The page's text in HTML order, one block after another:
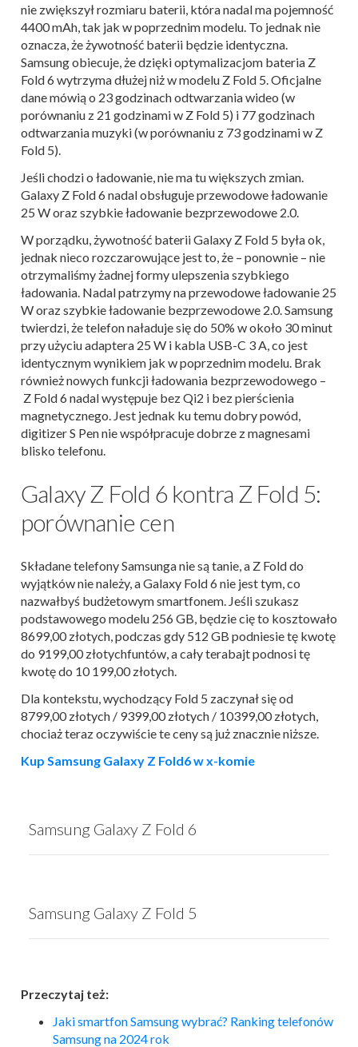
nie zwiększył rozmiaru baterii, która nadal ma pojemność
4400 mAh, tak jak w poprzednim modelu. To jednak nie
oznacza, że żywotność baterii będzie identyczna.
Samsung obiecuje, że dzięki optymalizacjom bateria Z
Fold 6 wytrzyma dłużej niż w modelu Z Fold 5. Oficjalne
dane mówią o 23 godzinach odtwarzania wideo (w
porównaniu z 21 godzinami w Z Fold 5) i 77 godzinach
odtwarzania muzyki (w porównaniu z 73 godzinami w Z
Fold 5).
Jeśli chodzi o ładowanie, nie ma tu większych zmian.
Galaxy Z Fold 6 nadal obsługuje przewodowe ładowanie
25 W oraz szybkie ładowanie bezprzewodowe 2.0.
W porządku, żywotność baterii Galaxy Z Fold 5 była ok,
jednak nieco rozczarowujące jest to, że – ponownie – nie
otrzymaliśmy żadnej formy ulepszenia szybkiego
ładowania. Nadal patrzymy na przewodowe ładowanie 25
W oraz szybkie ładowanie bezprzewodowe 2.0. Samsung
twierdzi, że telefon naładuje się do 50% w około 30 minut
przy użyciu adaptera 25 W i kabla USB-C 3 A, co jest
identycznym wynikiem jak w poprzednim modelu. Brak
również nowych funkcji ładowania bezprzewodowego –
Z Fold 6 nadal występuje bez Qi2 i bez pierścienia
magnetycznego. Jest jednak ku temu dobry powód,
digitizer S Pen nie współpracuje dobrze z magnesami
blisko telefonu.
Galaxy Z Fold 6 kontra Z Fold 5:
porównanie cen
Składane telefony Samsunga nie są tanie, a Z Fold do
wyjątków nie należy, a Galaxy Fold 6 nie jest tym, co
nazwałbyś budżetowym smartfonem. Jeśli szukasz
podstawowego modelu 256 GB, będzie cię to kosztowało
8699,00 złotych, podczas gdy 512 GB podniesie tę kwotę
do 9199,00 złotychfuntów, a cały terabajt podnosi tę
kwotę do 10 199,00 złotych.
Dla kontekstu, wychodzący Fold 5 zaczynał się od
8799,00 złotych / 9399,00 złotych / 10399,00 złotych,
chociaż teraz oczywiście te ceny są już znacznie niższe.
Kup Samsung Galaxy Z Fold6 w x-komie
Samsung Galaxy Z Fold 6
Samsung Galaxy Z Fold 5
Przeczytaj też:
Jaki smartfon Samsung wybrać? Ranking telefonów
Samsung na 2024 rok